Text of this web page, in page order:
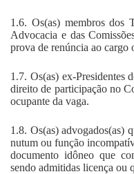
1.6. Os(as) membros dos
Advocacia e das
prova de renúncia ao cargo
1.7. Os(as) ex-Presidentes
direito de participação no
ocupante da vaga.
1.8. Os(as) advogados(as)
nutum ou função
documento idôneo que
sendo admitidas licença ou